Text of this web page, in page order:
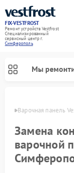
FIX-VESTFROST
Ремонт устройств Vestfrost
Специализированный
cервисный центр г.
Симферополь
Мы
Варочная панель
Замена
варочной